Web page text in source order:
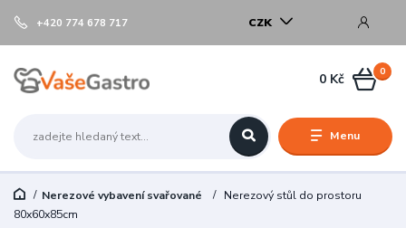
Menu
CZK
+420 774 678 717
0
0 Kč
Nerezové vybavení svařované
Nerezový stůl do prostoru
80x60x85cm